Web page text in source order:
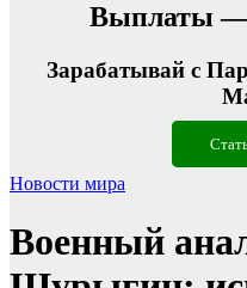
Выплаты —
Зарабатывай с
Новости мира
Военный